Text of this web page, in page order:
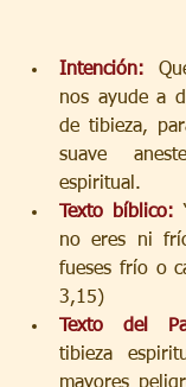
Intención:
nos ayude a
de tibieza,
suave
espiritual.
Texto bíblico:
no eres ni
fueses frío o
3,15)
Texto del
tibieza
mayores